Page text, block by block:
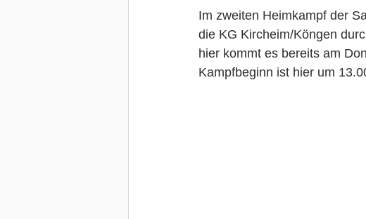
Im zweiten Heimkampf der
die KG Kircheim/Köngen
hier kommt es bereits am
Kampfbeginn ist hier um